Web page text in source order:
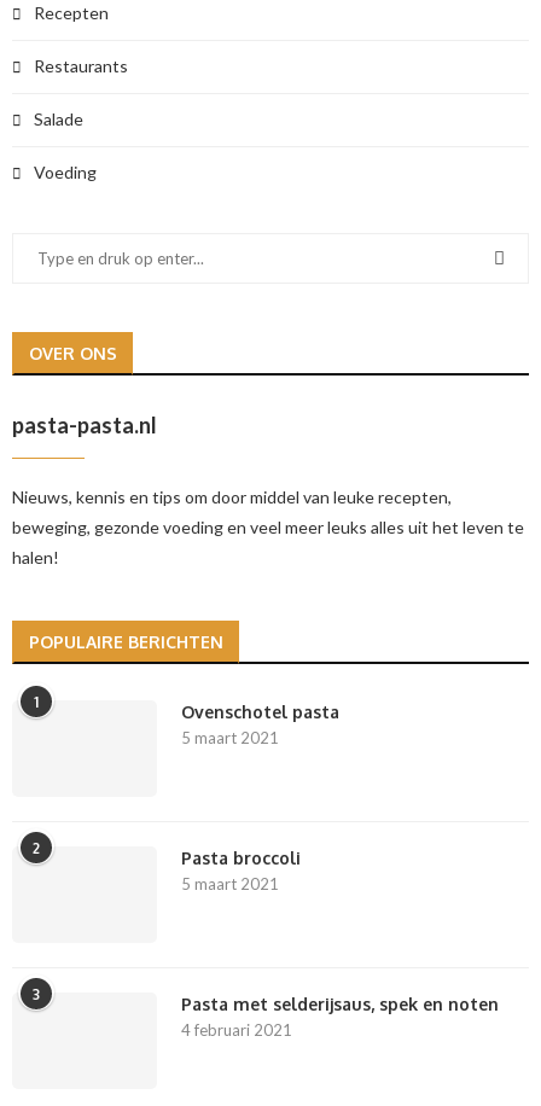
Recepten
Restaurants
Salade
Voeding
OVER ONS
pasta-pasta.nl
Nieuws, kennis en tips om door middel van leuke recepten,
beweging, gezonde voeding en veel meer leuks alles uit het leven te
halen!
POPULAIRE BERICHTEN
1
Ovenschotel pasta
5 maart 2021
2
Pasta broccoli
5 maart 2021
3
Pasta met selderijsaus, spek en noten
4 februari 2021